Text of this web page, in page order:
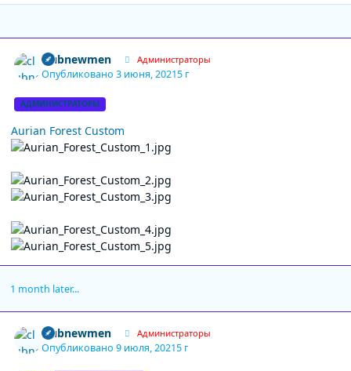
clubnewmen Администраторы
Опубликовано3 июня, 20215 г
АДМИНИСТРАТОРЫ
Aurian Forest Custom
1 month later...
clubnewmen Администраторы
Опубликовано9 июля, 20215 г